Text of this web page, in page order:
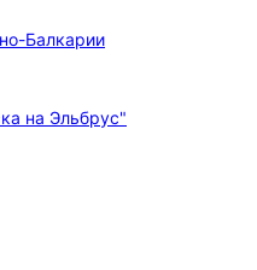
Балкарии